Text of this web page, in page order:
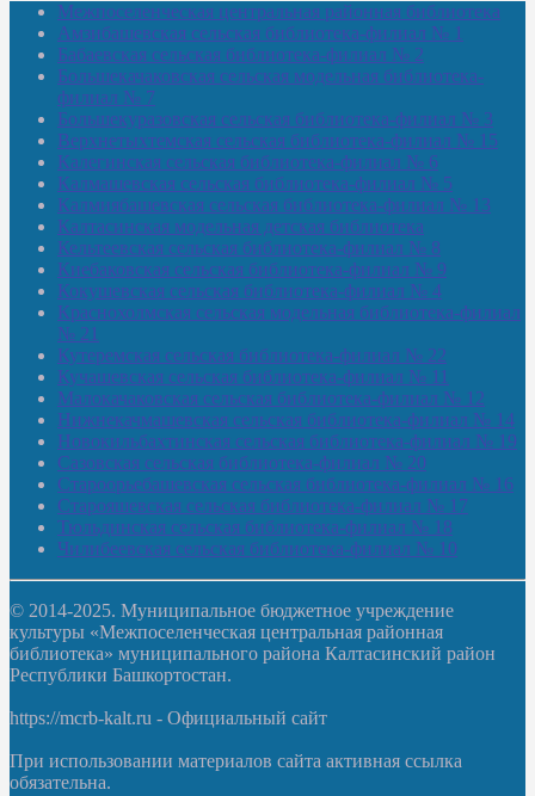
Межпоселенческая центральная районная библиотека
Амзибашевская сельская библиотека-филиал № 1
Бабаевская сельская библиотека-филиал № 2
Большекачаковская сельская модельная библиотека-
филиал № 7
Большекуразовская сельская библиотека-филиал № 3
Верхнетыхтемская сельская библиотека-филиал № 15
Калегинская сельская библиотека-филиал № 6
Калмашевская сельская библиотека-филиал № 5
Калмиябашевская сельская библиотека-филиал № 13
Калтасинская модельная детская библиотека
Кельтеевская сельская библиотека-филиал № 8
Киебаковская сельская библиотека-филиал № 9
Кокушевская сельская библиотека-филиал № 4
Краснохолмская сельская модельная библиотека-филиал
№ 21
Кутеремская сельская библиотека-филиал № 22
Кучашевская сельская библиотека-филиал № 11
Малокачаковская сельская библиотека-филиал № 12
Нижнекачмашевская сельская библиотека-филиал № 14
Новокильбахтинская сельская библиотека-филиал № 19
Сазовская сельская библиотека-филиал № 20
Староорьебашевская сельская библиотека-филиал № 16
Старояшевская сельская библиотека-филиал № 17
Тюльдинская сельская библиотека-филиал № 18
Чилибеевская сельская библиотека-филиал № 10
© 2014-2025. Муниципальное бюджетное учреждение
культуры «Межпоселенческая центральная районная
библиотека» муниципального района Калтасинский район
Республики Башкортостан.
https://mcrb-kalt.ru - Официальный сайт
При использовании материалов сайта активная ссылка
обязательна.